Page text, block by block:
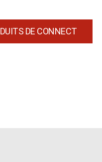
DE CONNECT